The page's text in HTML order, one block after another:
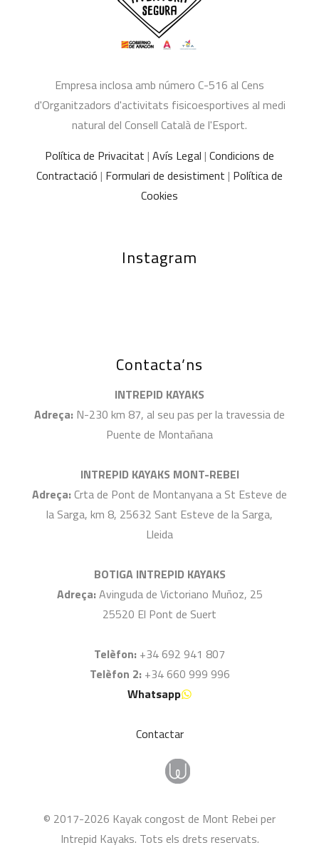
Empresa inclosa amb número C-516 al Cens
d'Organitzadors d'activitats fisicoesportives al medi
natural del Consell Català de l'Esport.
Política de Privacitat | Avís Legal | Condicions de
Contractació | Formulari de desistiment | Política de
Cookies
Instagram
Contacta’ns
INTREPID KAYAKS
Adreça: N-230 km 87, al seu pas per la travessia de
Puente de Montañana
INTREPID KAYAKS MONT-REBEI
Adreça: Crta de Pont de Montanyana a St Esteve de
la Sarga, km 8, 25632 Sant Esteve de la Sarga,
Lleida
BOTIGA INTREPID KAYAKS
Adreça: Avinguda de Victoriano Muñoz, 25
25520 El Pont de Suert
Telèfon: +34 692 941 807
Telèfon 2: +34 660 999 996
Whatsapp
Contactar
© 2017-2026 Kayak congost de Mont Rebei per
Intrepid Kayaks. Tots els drets reservats.